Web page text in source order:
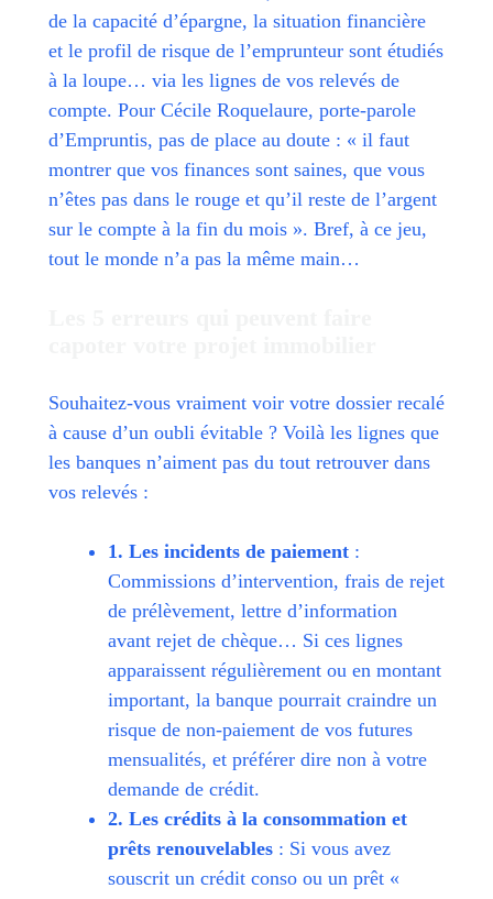
de la capacité d’épargne, la situation financière
et le profil de risque de l’emprunteur sont étudiés
à la loupe… via les lignes de vos relevés de
compte. Pour Cécile Roquelaure, porte-parole
d’Empruntis, pas de place au doute : « il faut
montrer que vos finances sont saines, que vous
n’êtes pas dans le rouge et qu’il reste de l’argent
sur le compte à la fin du mois ». Bref, à ce jeu,
tout le monde n’a pas la même main…
Souhaitez-vous vraiment voir votre dossier recalé
à cause d’un oubli évitable ? Voilà les lignes que
les banques n’aiment pas du tout retrouver dans
vos relevés :
1. Les incidents de paiement :
Commissions d’intervention, frais de rejet
de prélèvement, lettre d’information
avant rejet de chèque… Si ces lignes
apparaissent régulièrement ou en montant
important, la banque pourrait craindre un
risque de non-paiement de vos futures
mensualités, et préférer dire non à votre
demande de crédit.
2. Les crédits à la consommation et
prêts renouvelables : Si vous avez
souscrit un crédit conso ou un prêt «